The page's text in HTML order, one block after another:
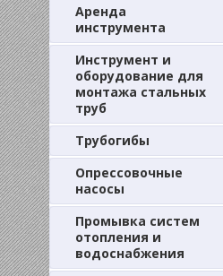
Аренда
инструмента
Инструмент и
оборудование для
монтажа стальных
труб
Трубогибы
Опрессовочные
насосы
Промывка систем
отопления и
водоснабжения